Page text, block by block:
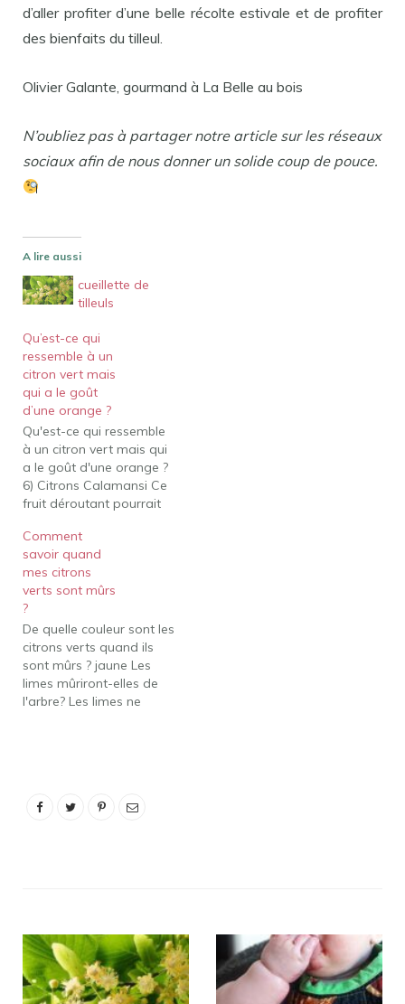
d’aller profiter d’une belle récolte estivale et de profiter
des bienfaits du tilleul.
Olivier Galante, gourmand à La Belle au bois
N’oubliez pas à partager notre article sur les réseaux
sociaux afin de nous donner un solide coup de pouce.
A lire aussi
cueillette de
tilleuls
Qu’est-ce qui
ressemble à un
citron vert mais
qui a le goût
d’une orange ?
Qu'est-ce qui ressemble
à un citron vert mais qui
a le goût d'une orange ?
6) Citrons Calamansi Ce
fruit déroutant pourrait
citron vert mais
ressemble plus à une
orange, il porte une
multitude de noms et
offre une surprise
vertiable de différentes
saveurs reconnaissables.
Les…
Comment
savoir quand
mes citrons
verts sont mûrs
?
De quelle couleur sont les
citrons verts quand ils
sont mûrs ? jaune Les
limes mûriront-elles de
l'arbre? Les limes ne
différences de qualité